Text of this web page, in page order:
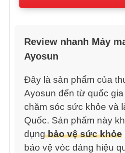
Review nhanh Máy
Ayosun
Đây là sản phẩm của
Ayosun đến từ quốc
chăm sóc sức khỏe và
Quốc. Sản phẩm này
dụngbảo vệ sức khỏe
bảo vệ vóc dáng hiệu